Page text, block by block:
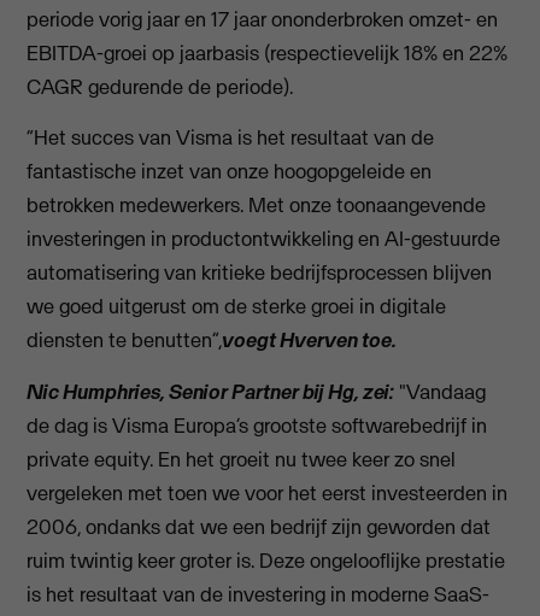
periode vorig jaar en 17 jaar ononderbroken omzet- en
EBITDA-groei op jaarbasis (respectievelijk 18% en 22%
CAGR gedurende de periode).
“Het succes van Visma is het resultaat van de
fantastische inzet van onze hoogopgeleide en
betrokken medewerkers. Met onze toonaangevende
investeringen in productontwikkeling en AI-gestuurde
automatisering van kritieke bedrijfsprocessen blijven
we goed uitgerust om de sterke groei in digitale
diensten te benutten”,voegt Hverven toe.
Nic Humphries, Senior Partner bij Hg, zei: "Vandaag
de dag is Visma Europa’s grootste softwarebedrijf in
private equity. En het groeit nu twee keer zo snel
vergeleken met toen we voor het eerst investeerden in
2006, ondanks dat we een bedrijf zijn geworden dat
ruim twintig keer groter is. Deze ongelooflijke prestatie
is het resultaat van de investering in moderne SaaS-